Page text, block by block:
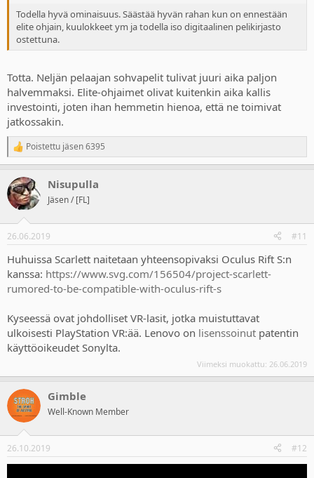
Todella hyvä ominaisuus. Säästää hyvän rahan kun on ennestään
elite ohjain, kuulokkeet ym ja todella iso digitaalinen pelikirjasto
ostettuna.
Totta. Neljän pelaajan sohvapelit tulivat juuri aika paljon
halvemmaksi. Elite-ohjaimet olivat kuitenkin aika kallis
investointi, joten ihan hemmetin hienoa, että ne toimivat
jatkossakin.
R
e
c
t
i
s
Poistettu jäsen 6395
Nisupulla
Jäsen / [FL]
26.06.2019 #11
Huhuissa Scarlett naitetaan yhteensopivaksi Oculus Rift S:n
kanssa: https://www.svg.com/156504/project-scarlett-
rumored-to-be-compatible-with-oculus-rift-s
Kyseessä ovat johdolliset VR-lasit, jotka muistuttavat
ulkoisesti PlayStation VR:ää. Lenovo on lisenssoinut patentin
käyttöoikeudet Sonylta.
Viimeksi muokattu: 26.06.2019
Gimble
Well-Known Member
26.10.2019 #12